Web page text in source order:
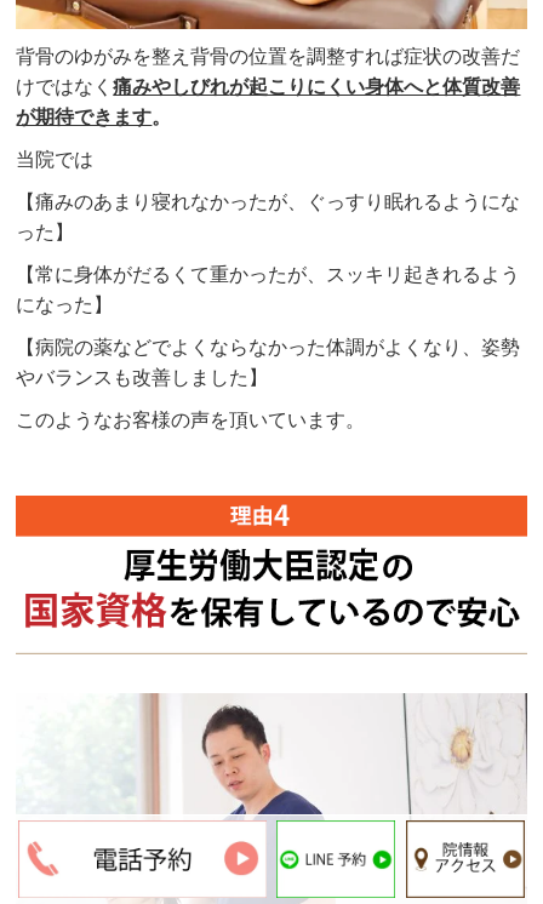
背骨のゆがみを整え背骨の位置を調整すれば症状の改善だ
けではなく痛みやしびれが起こりにくい身体へと体質改善
が期待できます。
当院では
【痛みのあまり寝れなかったが、ぐっすり眠れるようにな
った】
【常に身体がだるくて重かったが、スッキリ起きれるよう
になった】
【病院の薬などでよくならなかった体調がよくなり、姿勢
やバランスも改善しました】
このようなお客様の声を頂いています。